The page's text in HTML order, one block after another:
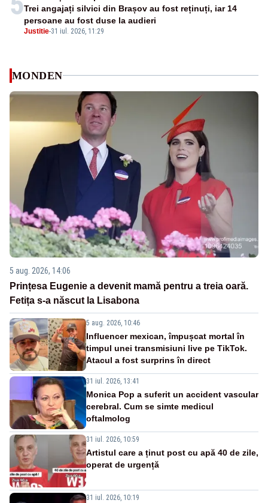
Justitie-31 iul. 2026, 11:29
Trei angajați silvici din Brașov au fost reținuți, iar 14
persoane au fost duse la audieri
MONDEN
5 aug. 2026, 14:06
Prințesa Eugenie a devenit mamă pentru a treia oară.
Fetița s-a născut la Lisabona
5 aug. 2026, 10:46
Influencer mexican, împușcat mortal în
timpul unei transmisiuni live pe TikTok.
Atacul a fost surprins în direct
31 iul. 2026, 13:41
Monica Pop a suferit un accident vascular
cerebral. Cum se simte medicul
oftalmolog
31 iul. 2026, 10:59
Artistul care a ținut post cu apă 40 de zile,
operat de urgență
31 iul. 2026, 10:19